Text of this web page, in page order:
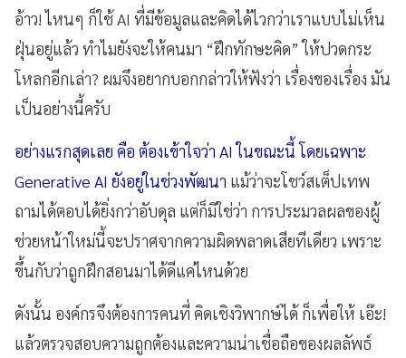
อ้าว! ไหนๆ ก็ใช้ AI ที่มีข้อมูลและคิดได้ไวกว่าเราแบบไม่เห็น
ฝุ่นอยู่แล้ว ทำไมยังจะให้คนมา “ฝึกทักษะคิด” ให้ปวดกระ
โหลกอีกเล่า? ผมจึงอยากบอกกล่าวให้ฟังว่า เรื่องของเรื่อง มัน
เป็นอย่างนี้ครับ
อย่างแรกสุดเลย คือ ต้องเข้าใจว่า AI ในขณะนี้ โดยเฉพาะ
Generative AI ยังอยู่ในช่วงพัฒนา แม้ว่าจะโชว์สเต็ปเทพ
ถามได้ตอบได้ยิ่งกว่าอับดุล แต่ก็มิใช่ว่า การประมวลผลของผู้
ช่วยหน้าใหม่นี้จะปราศจากความผิดพลาดเสียทีเดียว เพราะ
ขึ้นกับว่าถูกฝึกสอนมาได้ดีแค่ไหนด้วย
ดังนั้น องค์กรจึงต้องการคนที่ คิดเชิงวิพากษ์ได้ ก็เพื่อให้ เอ๊ะ!
แล้วตรวจสอบความถูกต้องและความน่าเชื่อถือของผลลัพธ์